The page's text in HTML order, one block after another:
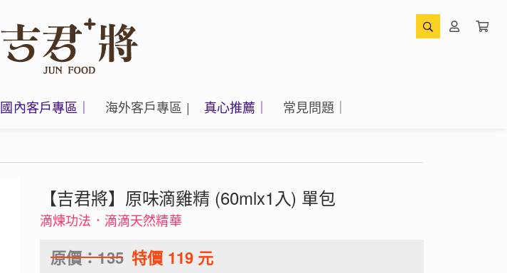
國內客戶專區｜ 海外客戶專區 | 真心推薦｜ 常見問題｜
【吉君將】原味滴雞精 (60mlx1入) 單包
滴煉功法．滴滴天然精華
原價：135 特價 119 元